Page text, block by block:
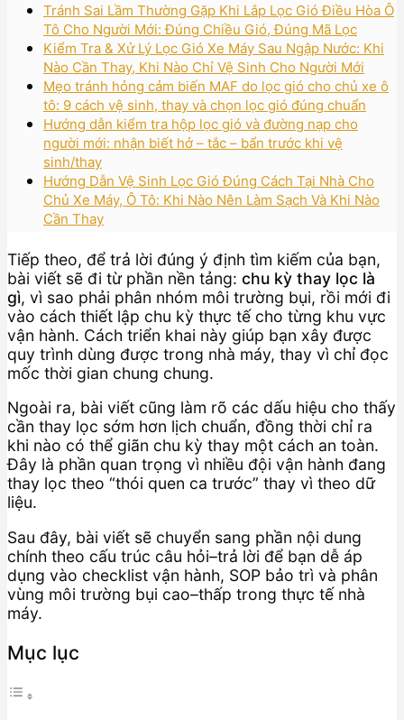
Tránh Sai Lầm Thường Gặp Khi Lắp Lọc Gió Điều Hòa Ô
Tô Cho Người Mới: Đúng Chiều Gió, Đúng Mã Lọc
Kiểm Tra & Xử Lý Lọc Gió Xe Máy Sau Ngập Nước: Khi
Nào Cần Thay, Khi Nào Chỉ Vệ Sinh Cho Người Mới
Mẹo tránh hỏng cảm biến MAF do lọc gió cho chủ xe ô
tô: 9 cách vệ sinh, thay và chọn lọc gió đúng chuẩn
Hướng dẫn kiểm tra hộp lọc gió và đường nạp cho
người mới: nhận biết hở – tắc – bẩn trước khi vệ
sinh/thay
Hướng Dẫn Vệ Sinh Lọc Gió Đúng Cách Tại Nhà Cho
Chủ Xe Máy, Ô Tô: Khi Nào Nên Làm Sạch Và Khi Nào
Cần Thay
Tiếp theo, để trả lời đúng ý định tìm kiếm của bạn,
bài viết sẽ đi từ phần nền tảng: chu kỳ thay lọc là
gì, vì sao phải phân nhóm môi trường bụi, rồi mới đi
vào cách thiết lập chu kỳ thực tế cho từng khu vực
vận hành. Cách triển khai này giúp bạn xây được
quy trình dùng được trong nhà máy, thay vì chỉ đọc
mốc thời gian chung chung.
Ngoài ra, bài viết cũng làm rõ các dấu hiệu cho thấy
cần thay lọc sớm hơn lịch chuẩn, đồng thời chỉ ra
khi nào có thể giãn chu kỳ thay một cách an toàn.
Đây là phần quan trọng vì nhiều đội vận hành đang
thay lọc theo “thói quen ca trước” thay vì theo dữ
liệu.
Sau đây, bài viết sẽ chuyển sang phần nội dung
chính theo cấu trúc câu hỏi–trả lời để bạn dễ áp
dụng vào checklist vận hành, SOP bảo trì và phân
vùng môi trường bụi cao–thấp trong thực tế nhà
máy.
Mục lục